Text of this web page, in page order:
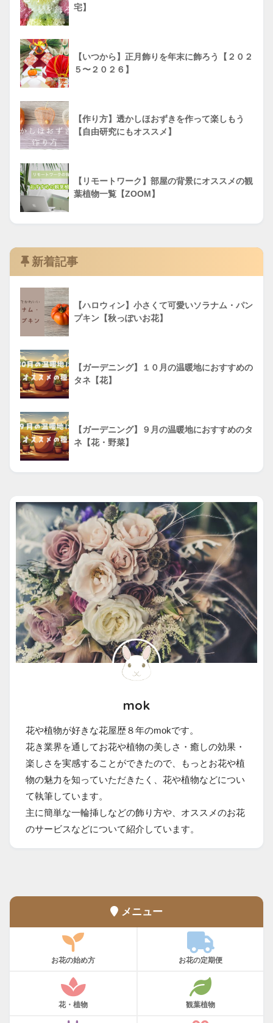
宅】
【いつから】正月飾りを年末に飾ろう【２０２
５〜２０２６】
【作り方】透かしほおずきを作って楽しもう
【自由研究にもオススメ】
【リモートワーク】部屋の背景にオススメの観
葉植物一覧【ZOOM】
新着記事
【ハロウィン】小さくて可愛いソラナム・パン
プキン【秋っぽいお花】
【ガーデニング】１０月の温暖地におすすめの
タネ【花】
【ガーデニング】９月の温暖地におすすめのタ
ネ【花・野菜】
mok
花や植物が好きな花屋歴８年のmokです。
花き業界を通してお花や植物の美しさ・癒しの効果・
楽しさを実感することができたので、もっとお花や植
物の魅力を知っていただきたく、花や植物などについ
て執筆しています。
主に簡単な一輪挿しなどの飾り方や、オススメのお花
のサービスなどについて紹介しています。
メニュー
お花の始め方 お花の定期便
花・植物 観葉植物